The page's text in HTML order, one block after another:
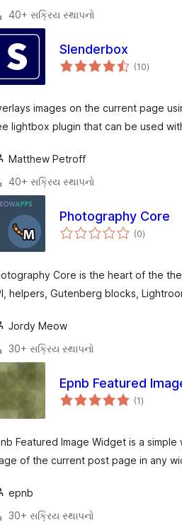
40+ સક્રિય સ્થાપનો
Slenderbox
(10કુલ
રેટિંગ્સ
)
images on the current page
lightbox plugin that can be used
Matthew Petroff
40+ સક્રિય સ્થાપનો
Photography Core
(0કુલ
રેટિંગ્સ
)
Core is the heart of the
helpers, Gutenberg blocks,
Jordy Meow
30+ સક્રિય સ્થાપનો
Epnb Featured
(1કુલ
રેટિંગ્સ
)
Featured Image Widget is a
of the current post page in any
epnb
30+ સક્રિય સ્થાપનો